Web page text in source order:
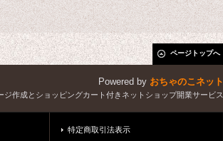
ページトップへ
Powered by おちゃのこネット
ジ作成とショッピングカート付きネットショップ開業サービス
特定商取引法表示